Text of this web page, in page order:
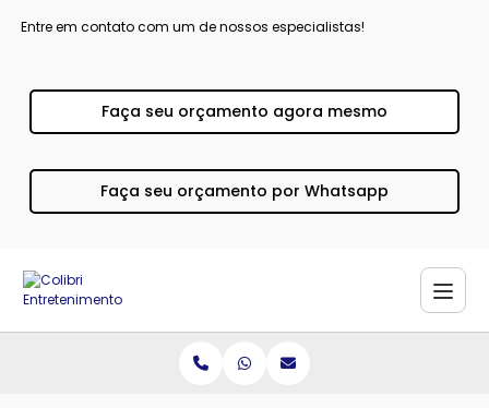
Entre em contato com um de nossos especialistas!
Faça seu orçamento agora mesmo
Faça seu orçamento por Whatsapp